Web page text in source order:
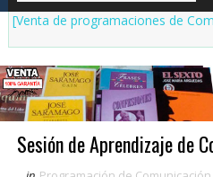
[Venta de programaciones de
Sesión de Aprendizaje de